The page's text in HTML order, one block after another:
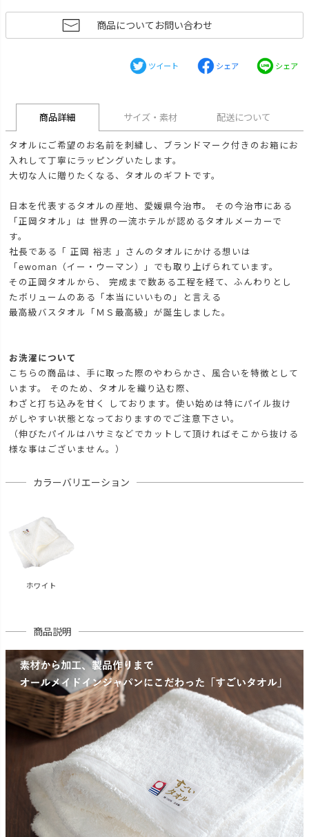
商品についてお問い合わせ
ツイート シェア シェア
商品詳細 サイズ・素材 配送について
タオルにご希望のお名前を刺繍し、ブランドマーク付きのお箱にお
入れして丁寧にラッピングいたします。
大切な人に贈りたくなる、タオルのギフトです。
日本を代表するタオルの産地、愛媛県今治市。 その今治市にある
「正岡タオル」は 世界の一流ホテルが認めるタオルメーカーで
す。
社長である「 正岡 裕志 」さんのタオルにかける想いは
「ewoman（イー・ウーマン）」でも取り上げられています。
その正岡タオルから、 完成まで数ある工程を経て、ふんわりとし
たボリュームのある「本当にいいもの」と言える
最高級バスタオル「ＭＳ最高級」が誕生しました。
お洗濯について
こちらの商品は、手に取った際のやわらかさ、風合いを特徴として
います。 そのため、タオルを織り込む際、
わざと打ち込みを甘く しております。使い始めは特にパイル抜け
がしやすい状態となっておりますのでご注意下さい。
（伸びたパイルはハサミなどでカットして頂ければそこから抜ける
様な事はございません。）
カラーバリエーション
ホワイト
商品説明